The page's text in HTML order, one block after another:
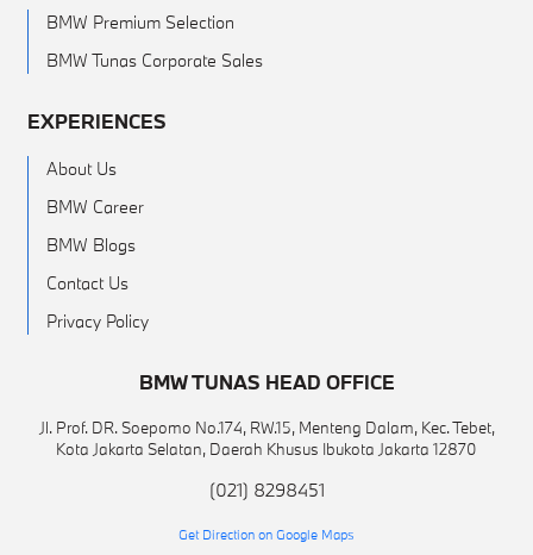
BMW Premium Selection
BMW Tunas Corporate Sales
EXPERIENCES
About Us
BMW Career
BMW Blogs
Contact Us
Privacy Policy
BMW TUNAS HEAD OFFICE
Jl. Prof. DR. Soepomo No.174, RW.15, Menteng Dalam, Kec. Tebet,
Kota Jakarta Selatan, Daerah Khusus Ibukota Jakarta 12870
(021) 8298451
Get Direction on Google Maps